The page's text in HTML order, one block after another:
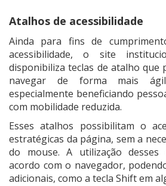
Atalhos de acessibilidade
Ainda para fins de
acessibilidade, o site
disponibiliza teclas de atalho que
navegar de forma mais
especialmente beneficiando
com mobilidade reduzida.
Esses atalhos possibilitam o
estratégicas da página, sem a
do mouse. A utilização desses
acordo com o navegador,
adicionais, como a tecla Shift em